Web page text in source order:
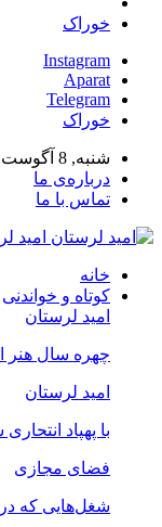
خوراک
Instagram
Aparat
Telegram
خوراک
شنبه, 8 آگوست, 2026
درباره‌ی ما
تماس با ما
امید
خانه
کوتاه و خواندنی
امید لرستان
چهره سال هنر
امید لرستان
با پهپاد انتحاری شاهد-۱۳۶
فضای مجازی
شغل‌‌هایی که در